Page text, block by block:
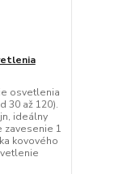
osvetlenia
30 až 120).
ideálny
zavesenie 1
kovového